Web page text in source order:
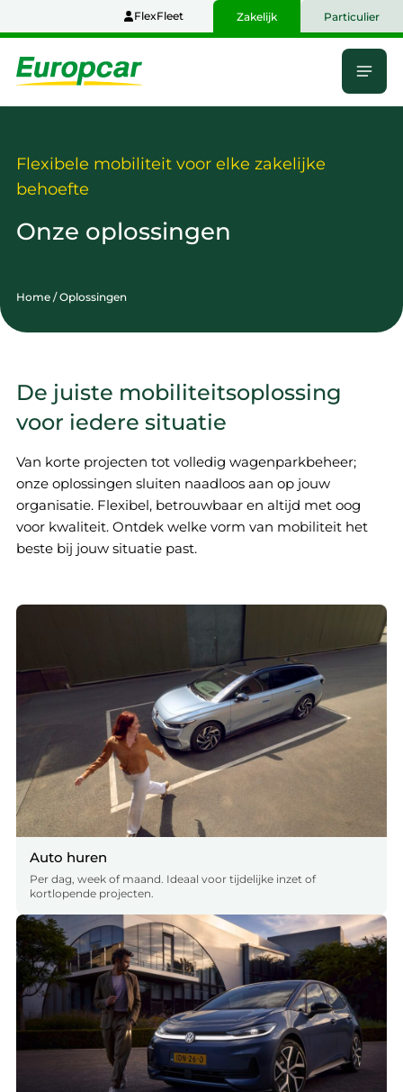
hoofdinhoud
FlexFleet Zakelijk Particulier
Home
Flexibele mobiliteit voor elke zakelijke
behoefte
Onze oplossingen
Home/Oplossingen
De juiste mobiliteitsoplossing
voor iedere situatie
Van korte projecten tot volledig wagenparkbeheer;
onze oplossingen sluiten naadloos aan op jouw
organisatie. Flexibel, betrouwbaar en altijd met oog
voor kwaliteit. Ontdek welke vorm van mobiliteit het
beste bij jouw situatie past.
Auto huren
Per dag, week of maand. Ideaal voor tijdelijke inzet of
kortlopende projecten.